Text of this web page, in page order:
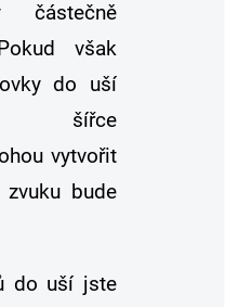
částečně
však
do uší
šířce
vytvořit
bude
do uší jste